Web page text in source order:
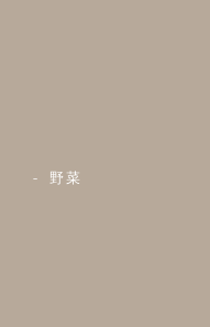
野菜